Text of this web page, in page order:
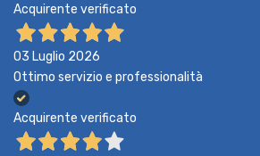
Acquirente verificato
03 Luglio 2026
Ottimo servizio e professionalità
Acquirente verificato